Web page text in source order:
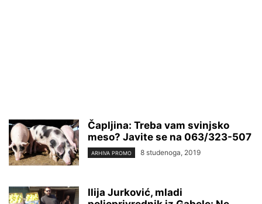
Čapljina: Treba vam svinjsko
meso? Javite se na 063/323-507
ARHIVA PROMO 8 studenoga, 2019
Ilija Jurković, mladi